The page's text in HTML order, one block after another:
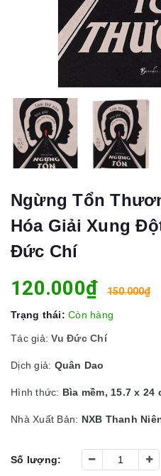
Ngừng Tổn
Hóa Giải Xung
Đức Chí
120.000₫ 150.000₫
Trạng thái: Còn hàng
Tác giả:Vu Đức Chí
Dịch giả: Quân Dao
Hình thức: Bìa mềm, 15.7 x 24
Nhà Xuất Bản: NXB Thanh
Số lượng: